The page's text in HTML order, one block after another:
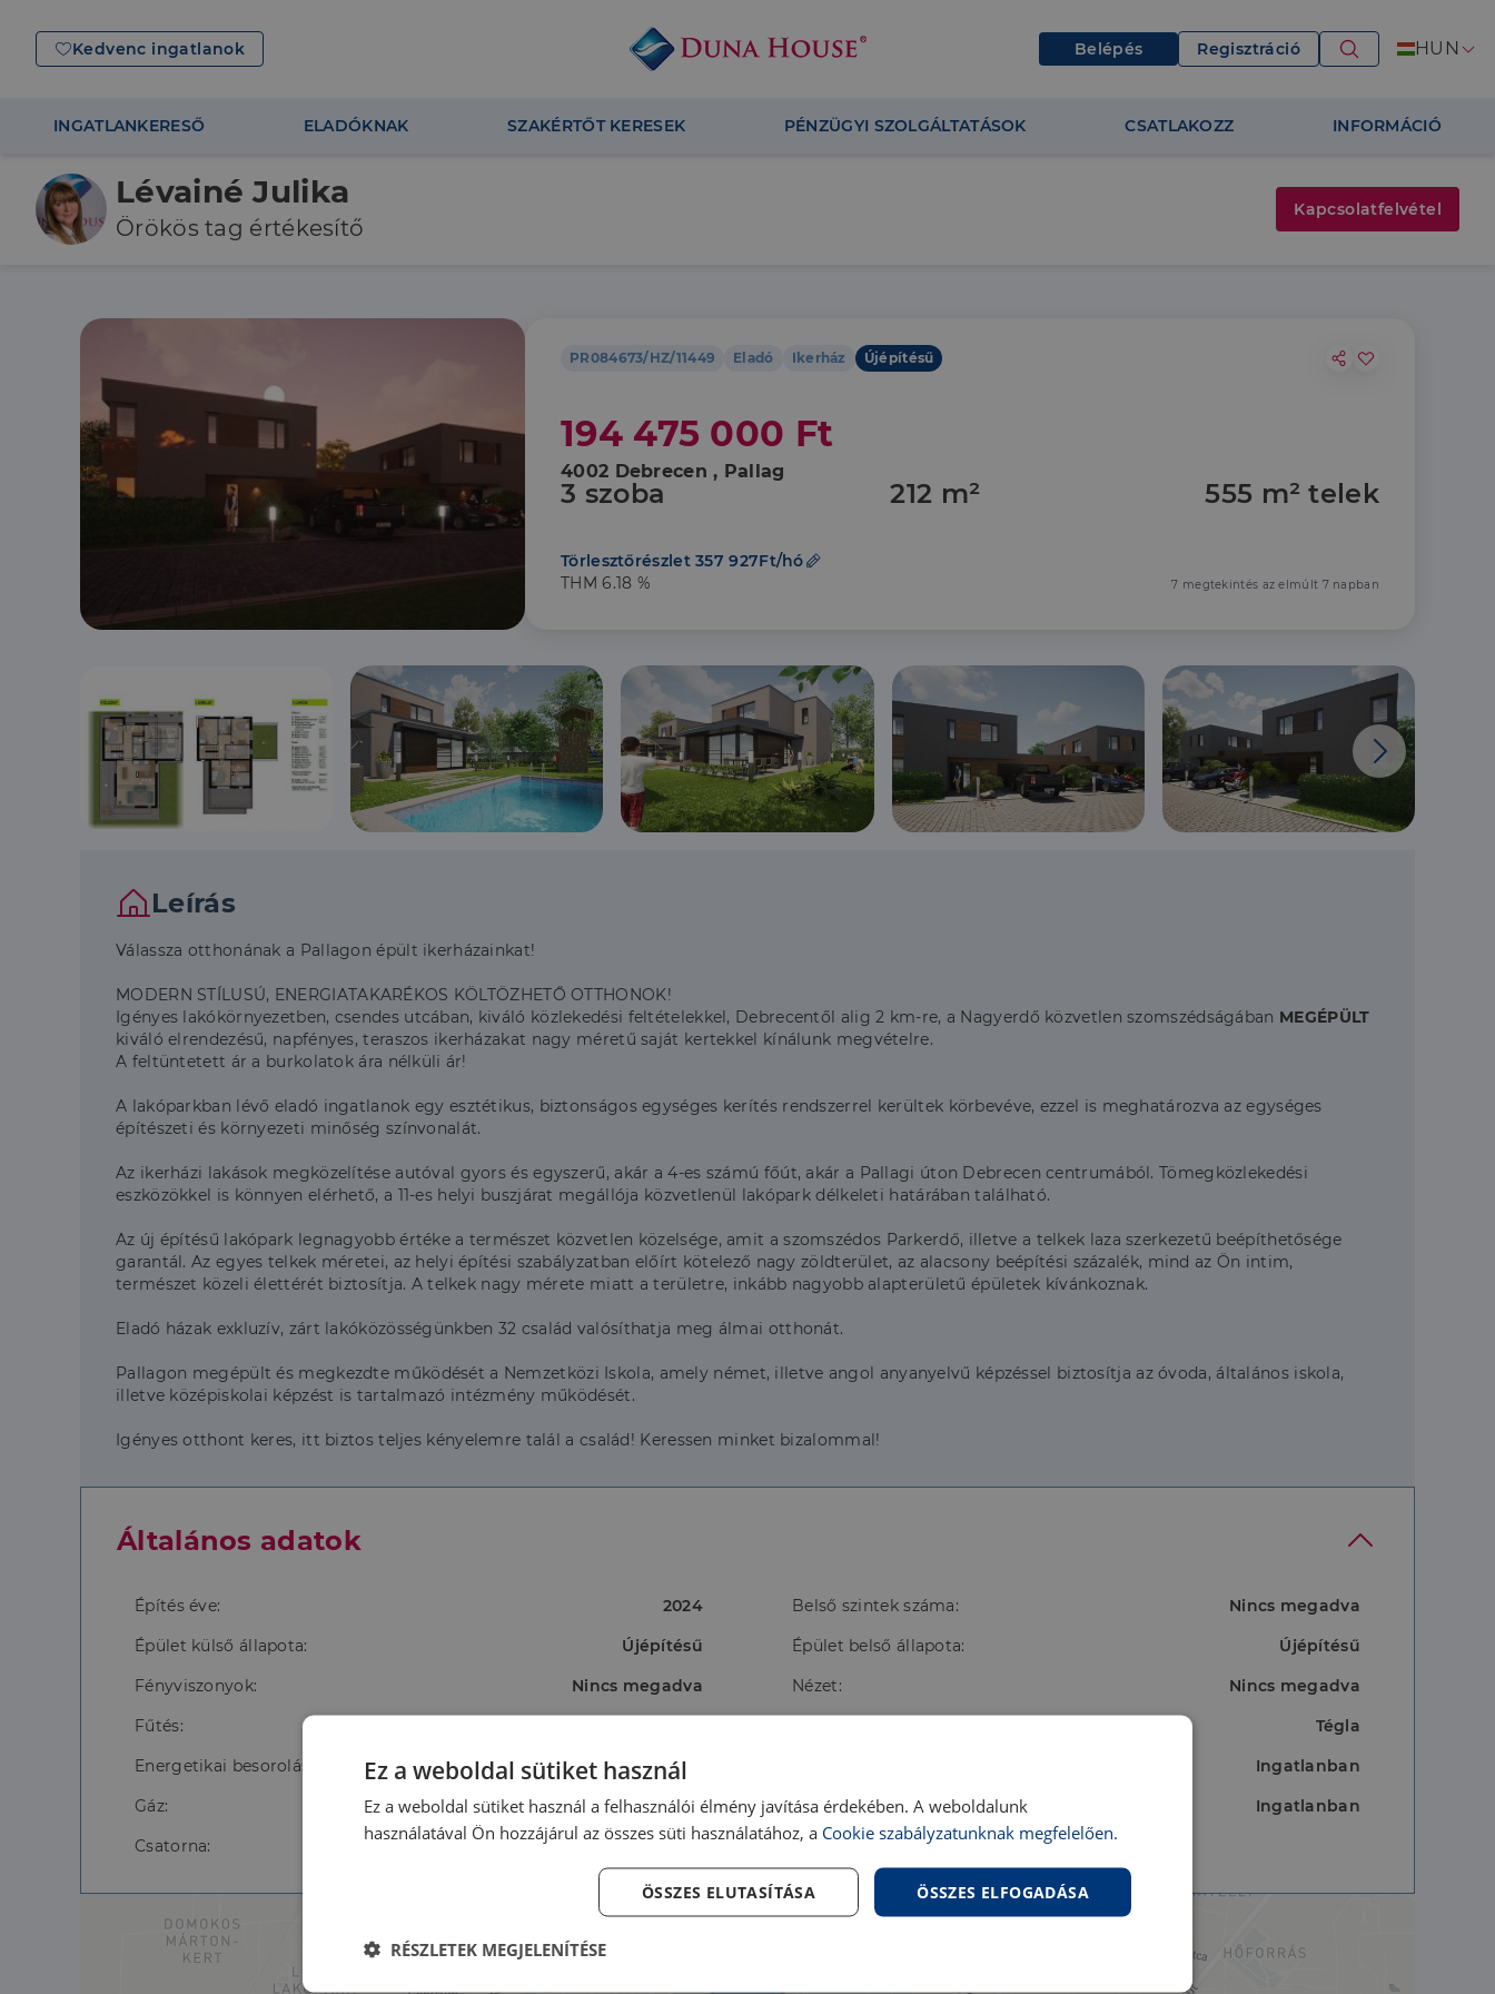
Kedvenc ingatlanok Belépés Regisztráció HUN
INGATLANKERESŐ ELADÓKNAK SZAKÉRTŐT KERESEK PÉNZÜGYI SZOLGÁLTATÁSOK CSATLAKOZZ INFORMÁCIÓ
PR084673/HZ/11449 Eladó Ikerház Újépítésű
194 475 000 Ft
4002 Debrecen , Pallag
3 szoba 212 m² 555 m² telek
Törlesztőrészlet 357 927Ft/hó
THM 6.18 %
7 megtekintés az elmúlt 7 napban
Leírás
Válassza otthonának a Pallagon épült ikerházainkat!
MODERN STÍLUSÚ, ENERGIATAKARÉKOS KÖLTÖZHETŐ OTTHONOK!
Igényes lakókörnyezetben, csendes utcában, kiváló közlekedési feltételekkel, Debrecentől alig 2 km-re, a Nagyerdő közvetlen szomszédságában MEGÉPÜLT
kiváló elrendezésű, napfényes, teraszos ikerházakat nagy méretű saját kertekkel kínálunk megvételre.
A feltüntetett ár a burkolatok ára nélküli ár!
A lakóparkban lévő eladó ingatlanok egy esztétikus, biztonságos egységes kerítés rendszerrel kerültek körbevéve, ezzel is meghatározva az egységes
építészeti és környezeti minőség színvonalát.
Az ikerházi lakások megközelítése autóval gyors és egyszerű, akár a 4-es számú főút, akár a Pallagi úton Debrecen centrumából. Tömegközlekedési
eszközökkel is könnyen elérhető, a 11-es helyi buszjárat megállója közvetlenül lakópark délkeleti határában található.
Az új építésű lakópark legnagyobb értéke a természet közvetlen közelsége, amit a szomszédos Parkerdő, illetve a telkek laza szerkezetű beépíthetősége
garantál. Az egyes telkek méretei, az helyi építési szabályzatban előírt kötelező nagy zöldterület, az alacsony beépítési százalék, mind az Ön intim,
természet közeli élettérét biztosítja. A telkek nagy mérete miatt a területre, inkább nagyobb alapterületű épületek kívánkoznak.
Eladó házak exkluzív, zárt lakóközösségünkben 32 család valósíthatja meg álmai otthonát.
Pallagon megépült és megkezdte működését a Nemzetközi Iskola, amely német, illetve angol anyanyelvű képzéssel biztosítja az óvoda, általános iskola,
illetve középiskolai képzést is tartalmazó intézmény működését.
Igényes otthont keres, itt biztos teljes kényelemre talál a család! Keressen minket bizalommal!
Általános adatok
Építés éve: 2024 Belső szintek száma:
Nincs megadva
Épület külső állapota:
Újépítésű Épület belső állapota:
Újépítésű
Fényviszonyok:
Nincs megadva Nézet:
Nincs megadva
Fűtés:
Tégla
Energetikai besorolás:
Ingatlanban
Gáz:
Ingatlanban Villany:
Ingatlanban
Csatorna:
Utcában
Lévainé Julika
Örökös tag értékesítő
Kapcsolatfelvétel
Ez a weboldal sütiket használ
Ez a weboldal sütiket használ a felhasználói élmény javítása érdekében. A weboldalunk
használatával Ön hozzájárul az összes süti használatához, a Cookie szabályzatunknak megfelelően.
ÖSSZES ELFOGADÁSA
ÖSSZES ELUTASÍTÁSA
RÉSZLETEK MEGJELENÍTÉSE